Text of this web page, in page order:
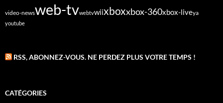
video-newsweb-tvwebtvwiixboxxbox-360xbox-liveya
youtube
RSS, ABONNEZ-VOUS. NE PERDEZ PLUS VOTRE TEMPS !
CATÉGORIES